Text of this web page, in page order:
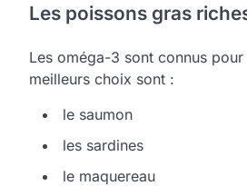
Les poissons gras
Les oméga-3 sont connus
meilleurs choix sont :
le saumon
les sardines
le maquereau